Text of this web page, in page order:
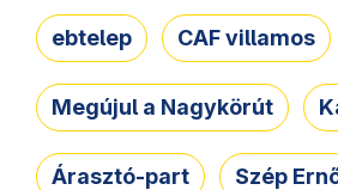
ebtelep CAF villamos
Megújul a Nagykörút
Árasztó-part Szép